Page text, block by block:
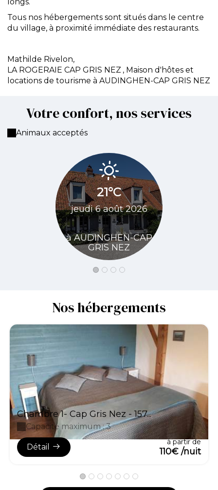
Tous nos hébergements sont situés dans le centre
du village, à proximité immédiate des restaurants.
Mathilde Rivelon,
LA ROGERAIE CAP GRIS NEZ , Maison d'hôtes et
locations de tourisme à AUDINGHEN-CAP GRIS NEZ
Votre confort, nos services
Animaux acceptés
21°C
jeudi 6 août 2026
à AUDINGHEN-CAP
GRIS NEZ
Nos hébergements
Chambre 1- Cap Gris Nez - 157...
Capacité maximum : 3
Détail
à partir de
110€ /nuit